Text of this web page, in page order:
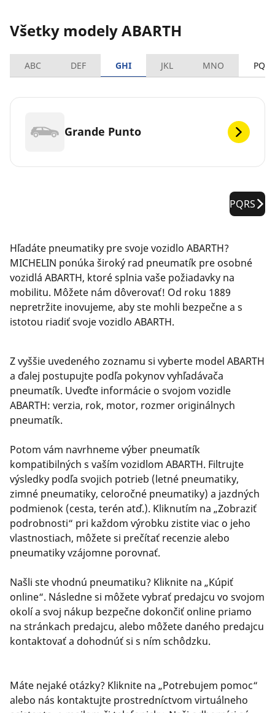
Všetky modely ABARTH
ABC DEF GHI JKL MNO PQRS
Grande Punto
PQRS
Hľadáte pneumatiky pre svoje vozidlo ABARTH?
MICHELIN ponúka široký rad pneumatík pre osobné
vozidlá ABARTH, ktoré splnia vaše požiadavky na
mobilitu. Môžete nám dôverovať! Od roku 1889
nepretržite inovujeme, aby ste mohli bezpečne a s
istotou riadiť svoje vozidlo ABARTH.
Z vyššie uvedeného zoznamu si vyberte model ABARTH
a ďalej postupujte podľa pokynov vyhľadávača
pneumatík. Uveďte informácie o svojom vozidle
ABARTH: verzia, rok, motor, rozmer originálnych
pneumatík.
Potom vám navrhneme výber pneumatík
kompatibilných s vaším vozidlom ABARTH. Filtrujte
výsledky podľa svojich potrieb (letné pneumatiky,
zimné pneumatiky, celoročné pneumatiky) a jazdných
podmienok (cesta, terén atď.). Kliknutím na „Zobraziť
podrobnosti“ pri každom výrobku zistite viac o jeho
vlastnostiach, môžete si prečítať recenzie alebo
pneumatiky vzájomne porovnať.
Našli ste vhodnú pneumatiku? Kliknite na „Kúpiť
online“. Následne si môžete vybrať predajcu vo svojom
okolí a svoj nákup bezpečne dokončiť online priamo
na stránkach predajcu, alebo môžete daného predajcu
kontaktovať a dohodnúť si s ním schôdzku.
Máte nejaké otázky? Kliknite na „Potrebujem pomoc“
alebo nás kontaktujte prostredníctvom virtuálneho